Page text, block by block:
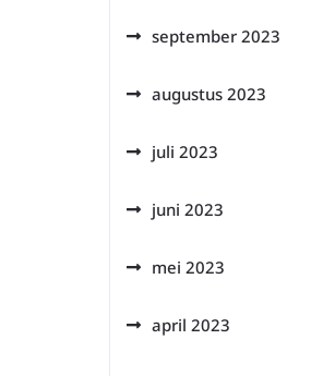
september 2023
augustus 2023
juli 2023
juni 2023
mei 2023
april 2023